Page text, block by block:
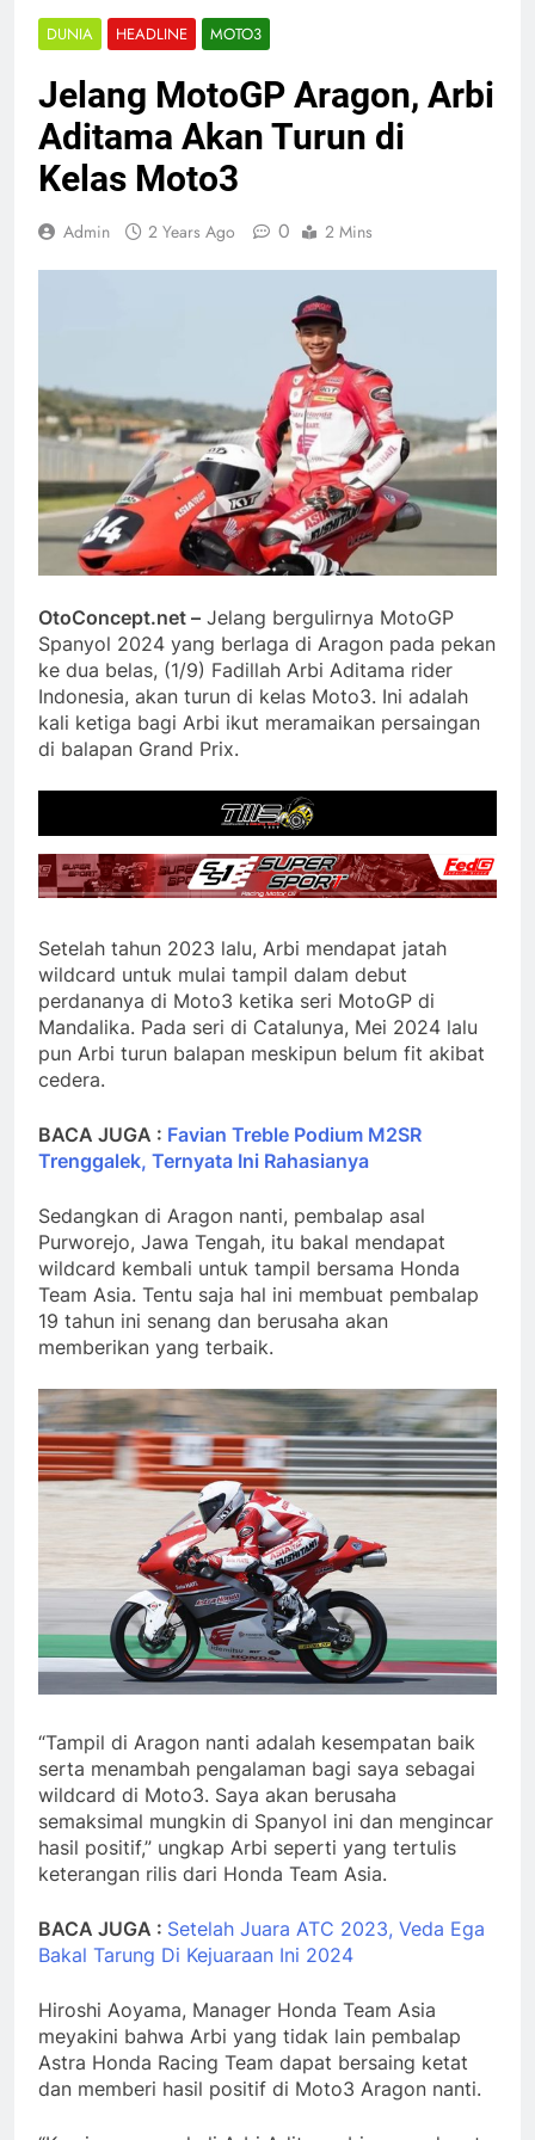
DUNIA HEADLINE MOTO3
Jelang MotoGP Aragon, Arbi
Aditama Akan Turun di
Kelas Moto3
Admin 2 Years Ago 0 2 Mins
OtoConcept.net – Jelang bergulirnya MotoGP
Spanyol 2024 yang berlaga di Aragon pada pekan
ke dua belas, (1/9) Fadillah Arbi Aditama rider
Indonesia, akan turun di kelas Moto3. Ini adalah
kali ketiga bagi Arbi ikut meramaikan persaingan
di balapan Grand Prix.
Setelah tahun 2023 lalu, Arbi mendapat jatah
wildcard untuk mulai tampil dalam debut
perdananya di Moto3 ketika seri MotoGP di
Mandalika. Pada seri di Catalunya, Mei 2024 lalu
pun Arbi turun balapan meskipun belum fit akibat
cedera.
BACA JUGA : Favian Treble Podium M2SR
Trenggalek, Ternyata Ini Rahasianya
Sedangkan di Aragon nanti, pembalap asal
Purworejo, Jawa Tengah, itu bakal mendapat
wildcard kembali untuk tampil bersama Honda
Team Asia. Tentu saja hal ini membuat pembalap
19 tahun ini senang dan berusaha akan
memberikan yang terbaik.
“Tampil di Aragon nanti adalah kesempatan baik
serta menambah pengalaman bagi saya sebagai
wildcard di Moto3. Saya akan berusaha
semaksimal mungkin di Spanyol ini dan mengincar
hasil positif,” ungkap Arbi seperti yang tertulis
keterangan rilis dari Honda Team Asia.
BACA JUGA : Setelah Juara ATC 2023, Veda Ega
Bakal Tarung Di Kejuaraan Ini 2024
Hiroshi Aoyama, Manager Honda Team Asia
meyakini bahwa Arbi yang tidak lain pembalap
Astra Honda Racing Team dapat bersaing ketat
dan memberi hasil positif di Moto3 Aragon nanti.